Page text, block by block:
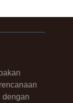
dengan